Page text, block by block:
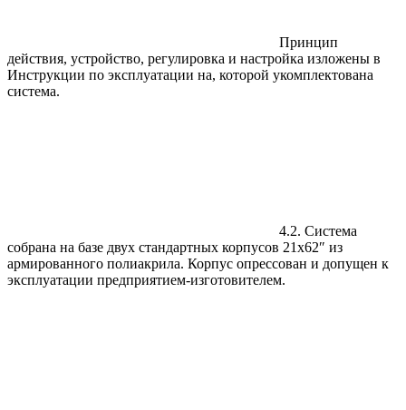
Принцип
действия, устройство, регулировка и настройка изложены в
Инструкции по эксплуатации на, которой укомплектована
система.
4.2. Система
собрана на базе двух стандартных корпусов 21х62″ из
армированного полиакрила. Корпус опрессован и допущен к
эксплуатации предприятием-изготовителем.